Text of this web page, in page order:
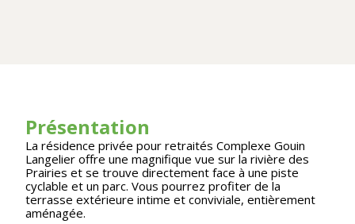
Présentation
La résidence privée pour retraités Complexe Gouin
Langelier offre une magnifique vue sur la rivière des
Prairies et se trouve directement face à une piste
cyclable et un parc. Vous pourrez profiter de la
terrasse extérieure intime et conviviale, entièrement
aménagée.